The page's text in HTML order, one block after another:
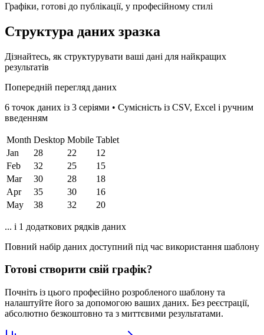
Графіки, готові до публікації, у професійному стилі
Структура даних зразка
Дізнайтесь, як структурувати ваші дані для найкращих
результатів
Попередній перегляд даних
6 точок даних із 3 серіями • Сумісність із CSV, Excel і ручним
введенням
Month Desktop Mobile Tablet
Jan
28 22
12
Feb
32 25
15
Mar
30 28
18
Apr
35 30
16
May
38 32 20
... і 1 додаткових рядків даних
Повний набір даних доступний під час використання шаблону
Готові створити свій графік?
Почніть із цього професійно розробленого шаблону та
налаштуйте його за допомогою ваших даних. Без реєстрації,
абсолютно безкоштовно та з миттєвими результатами.